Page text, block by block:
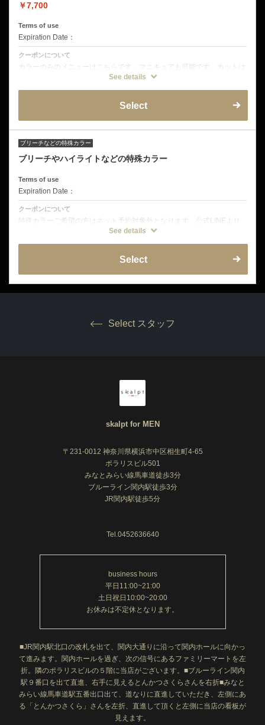
￥7,700
Terms of use
Expiration Date：
クーポンについて
カラーのみのメニューはこちらです。マニキュアも可能です。カットは
頂きます。
See details
Select
ブリーチなどの特殊カラー
ブリーチやハイライトなどの特殊カラー
Terms of use
Expiration Date：
クーポンについて
特殊カラーご希望の方はネット予約対象外となります。公式LINEより
See details
Select
Select スタッフ
skalpt for MEN
〒231-0012 神奈川県横浜市中区相生町4-65
ポラリスビル501
みなとみらい線馬車道徒歩3分
ブルーライン関内駅徒歩3分
JR関内駅徒歩5分
Tel.0452636640
business hours
平日11:00~21:00
土日祝日10:00~20:00
お休みは不定休となります。
■JR関内駅北口の改札を出て、関内大通りに沿って関内ホールに向かっ
て進みます。関内ホールを過ぎ、次の信号にあるファミリーマートを左
折。隣のポラリスビルの５階に当店がございます。■ブルーライン関内
駅９番口を出て直進、右手に見えるとんかつさくらさんを右折■みなと
みらい線馬車道駅五番出口出て、道なりに直進していただき、左側にあ
る「とんかつさくら」さんを左折、直進して頂くと左側に当店の看板が
見えます。